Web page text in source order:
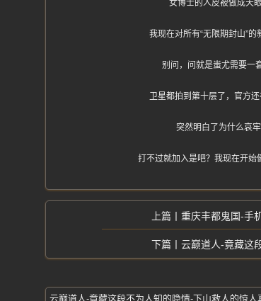
女博士的人皮被做成天
我现在对所有“无限期封山”
别问，问就是蚩尤需要一
卫星都拍到第十层了，官方
突然明白了为什么哀
打不过就加入是吧？我现在开始
重庆丰都鬼国-手
云巅道人-竟藏这